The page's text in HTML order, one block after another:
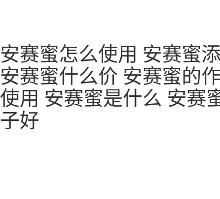
安赛蜜怎么使用 安赛蜜
安赛蜜什么价 安赛蜜的
使用 安赛蜜是什么 安赛
子好